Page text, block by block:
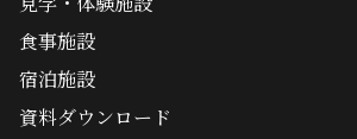
食事施設
宿泊施設
資料ダウンロード